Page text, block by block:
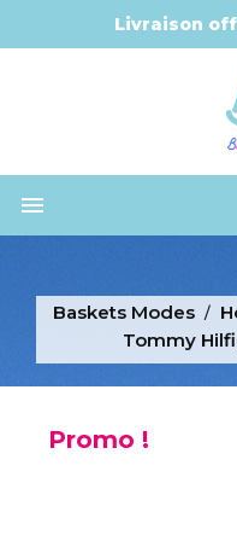
Livraison

Baskets Modes
Tommy
Promo !